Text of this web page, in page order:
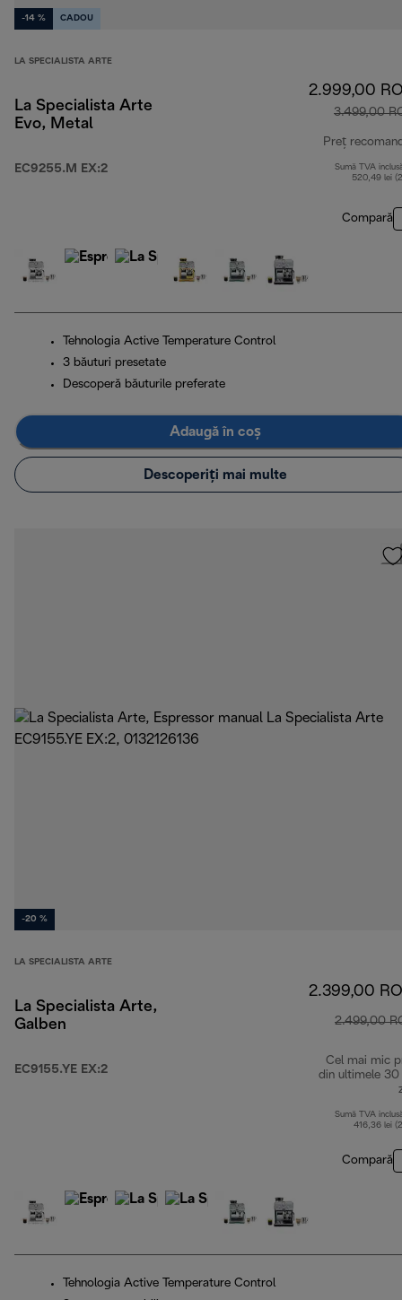
-14 % CADOU
LA SPECIALISTA ARTE
La Specialista Arte
Evo, Metal
EC9255.M EX:2
2.999,00
3.499,00
Preț
Sumă TVA
520,49 lei
Compară
Tehnologia Active Temperature Control
3 băuturi presetate
Descoperă băuturile preferate
Adaugă în coș
Descoperiți mai multe
-20 %
LA SPECIALISTA ARTE
La Specialista Arte,
Galben
EC9155.YE EX:2
2.399,00
2.499,00
Cel mai mic
din ultimele 30
Sumă TVA
416,36 lei
Compară
Tehnologia Active Temperature Control